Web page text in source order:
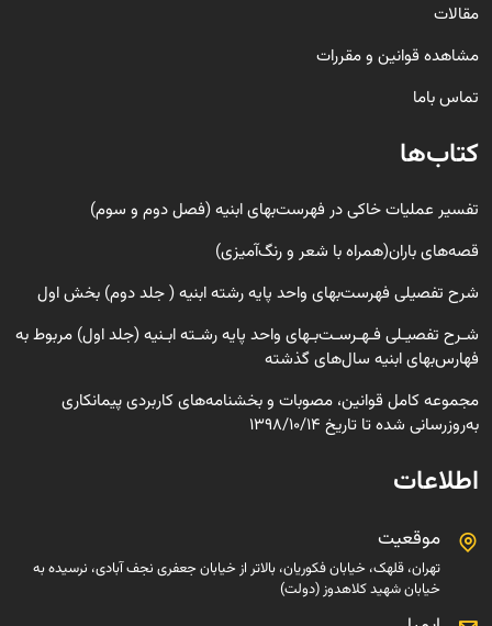
مقالات
مشاهده قوانین و مقررات
تماس باما
کتاب‌ها
تفسیر عملیات خاکی در فهرست‌بهای ابنیه (فصل دوم و سوم)
قصه‌های باران(همراه با شعر و رنگ‌‌آمیزی)
شرح تفصیلی فهرست‌بهای واحد پایه رشته ابنیه ( جلد دوم) بخش اول
شـرح تفصیـلی فـهـرسـت‌بـهای واحد پایه رشـته ابـنیه (جلد اول) مربوط به
فهارس‌بهای ابنیه سال‌های گذشته
مجموعه کامل قوانین، مصوبات و بخشنامه‌های کاربردی پیمانکاری
به‌روزرسانی شده تا تاریخ 1398/10/14
اطلاعات
موقعیت
تهران، قلهک، خیابان فکوریان، بالاتر از خیابان جعفری نجف آبادی، نرسیده به
خیابان شهید کلاهدوز (دولت)